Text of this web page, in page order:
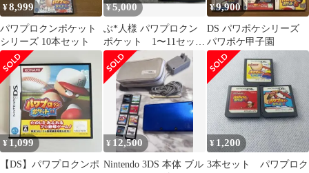
¥8,999
パワプロクンポケット
シリーズ 10本セット
¥5,000
ぶ*人様 パワプロクン
ポケット 1〜11セッ
ト GB GBA DS
¥9,900
DS パワポケシリーズ
パワポケ甲子園
¥ 1,099
【DS】パワプロクンポ
¥ 12,500
Nintendo 3DS 本体 ブル
¥ 1,200
3本セット パワプロク